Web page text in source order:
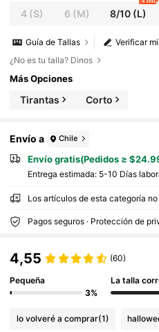
4 (S) 6 (M) 8/10(L)
Verificar
Guía de Tallas
¿No es tu talla? Dinos
Más Opciones
Tirantas Corto
Envío a Chile
Envío gratis(Pedidos ≥
Entrega estimada: 5-10 Días
Los artículos de esta categoría
Pagos seguros · Protección de
4,55 (60)
Pequeña
3%
La talla
lo volveré a comprar(1)